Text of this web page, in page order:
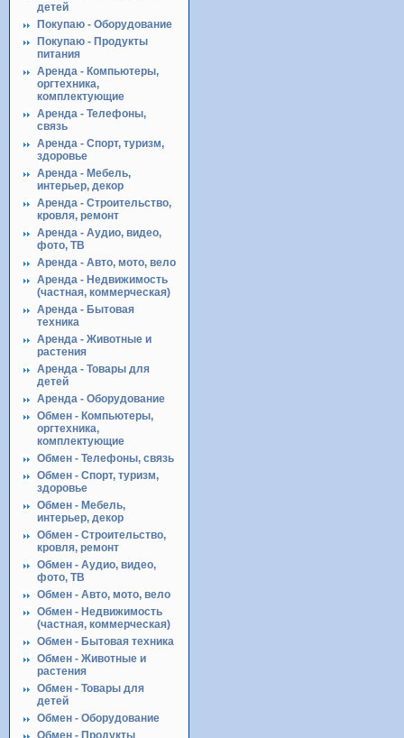
детей
Покупаю - Оборудование
Покупаю - Продукты
питания
Аренда - Компьютеры,
оргтехника,
комплектующие
Аренда - Телефоны,
связь
Аренда - Спорт, туризм,
здоровье
Аренда - Мебель,
интерьер, декор
Аренда - Строительство,
кровля, ремонт
Аренда - Аудио, видео,
фото, ТВ
Аренда - Авто, мото, вело
Аренда - Недвижимость
(частная, коммерческая)
Аренда - Бытовая
техника
Аренда - Животные и
растения
Аренда - Товары для
детей
Аренда - Оборудование
Обмен - Компьютеры,
оргтехника,
комплектующие
Обмен - Телефоны, связь
Обмен - Спорт, туризм,
здоровье
Обмен - Мебель,
интерьер, декор
Обмен - Строительство,
кровля, ремонт
Обмен - Аудио, видео,
фото, ТВ
Обмен - Авто, мото, вело
Обмен - Недвижимость
(частная, коммерческая)
Обмен - Бытовая техника
Обмен - Животные и
растения
Обмен - Товары для
детей
Обмен - Оборудование
Обмен - Продукты